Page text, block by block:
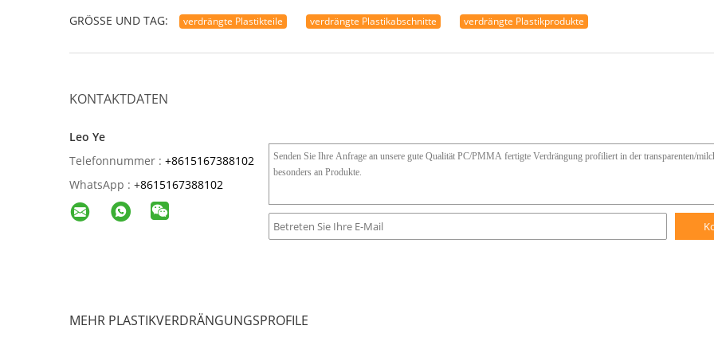
GRÖSSE UND TAG: verdrängte Plastikteile verdrängte Plastikabschnitte verdrängte Plastikprodukte
KONTAKTDATEN
Leo Ye
Telefonnummer : +8615167388102
WhatsApp : +8615167388102
MEHR PLASTIKVERDRÄNGUNGSPROFILE